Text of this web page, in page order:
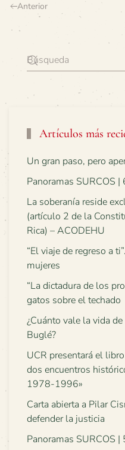
Anterior
Artículos más
Un gran paso, pero
Panoramas SURCOS
La soberanía reside
(artículo 2 de la
Rica) – ACODEHU
“El viaje de regreso a
mujeres
“La dictadura de los
gatos sobre el techado
¿Cuánto vale la vida
Buglé?
UCR presentará el
dos encuentros
1978-1996»
Carta abierta a Pilar
defender la justicia
Panoramas SURCOS